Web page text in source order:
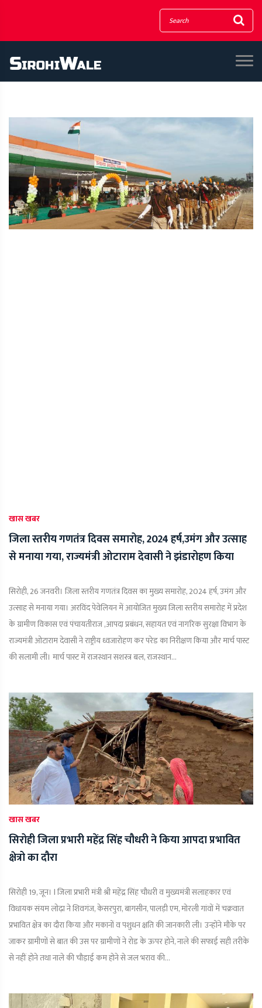
खास खबर
जिला स्तरीय गणतंत्र दिवस समारोह, 2024 हर्ष,उमंग और उत्साह
से मनाया गया, राज्यमंत्री ओटाराम देवासी ने झंडारोहण किया
सिरोही, 26 जनवरी। जिला स्तरीय गणतंत्र दिवस का मुख्य समारोह, 2024 हर्ष, उमंग और
उत्साह से मनाया गया। अरविंद पेवेलियन में आयोजित मुख्य जिला स्तरीय समारोह में प्रदेश
के ग्रामीण विकास एवं पंचायतीराज ,आपदा प्रबंधन, सहायत एवं नागरिक सुरक्षा विभाग के
राज्यमंत्री ओटाराम देवासी ने राष्ट्रीय ध्वजारोहण कर परेड का निरीक्षण किया और मार्च पास्ट
की सलामी ली। मार्च पास्ट में राजस्थान सशस्त्र बल, राजस्थान...
खास खबर
सिरोही जिला प्रभारी महेंद्र सिंह चौधरी ने किया आपदा प्रभावित
क्षेत्रो का दौरा
सिरोही 19, जून। l जिला प्रभारी मंत्री श्री महेंद्र सिंह चौधरी व मुख्यमंत्री सलाहकार एवं
विधायक संयम लोढ़ा ने शिवगंज, केसरपुरा, बागसीन, पालड़ी एम, मोरली गांवों में चक्रवात
प्रभावित क्षेत्र का दौरा किया और मकानों व पशुधन क्षति की जानकारी ली। उन्होंने मौके पर
जाकर ग्रामीणों से बात की उस पर ग्रामीणों ने रोड के ऊपर होने, नाले की सफाई सही तरीके
से नहीं होने तथा नाले की चौड़ाई कम होने से जल भराव की...